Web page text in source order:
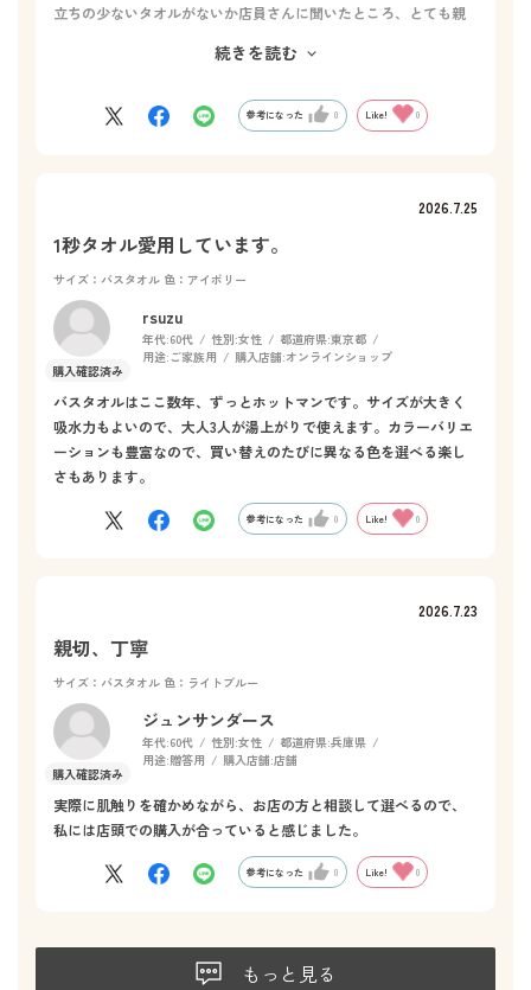
立ちの少ないタオルがないか店員さんに聞いたところ、とても親
ことによってふんわりが復活することを教えてくださいました。
わなかったと思います。買ってきたタオルは毛羽立ちなく使えて
いて、とても満足しています。次はフワフワを使ってみたいで
続きを読む
参考になった 0 Like! 0
2026.7.25
1秒タオル愛用しています。
サイズ：バスタオル 色：アイボリー
rsuzu
年代:60代 性別:女性 都道府県:東京都
用途: ご家族用 購入店舗:オンラインショップ
バスタオルはここ数年、ずっとホットマンです。サイズが大きく
吸水力もよいので、大人3人が湯上がりで使えます。カラーバリエ
ーションも豊富なので、買い替えのたびに異なる色を選べる楽し
さもあります。
参考になった 0 Like! 0
2026.7.23
親切、丁寧
サイズ：バスタオル 色：ライトブルー
ジュンサンダース
年代:60代 性別:女性 都道府県:兵庫県
用途:贈答用 購入店舗:店舗
実際に肌触りを確かめながら、お店の方と相談して選べるので、
私には店頭での購入が合っていると感じました。
参考になった 0 Like! 0
もっと見る